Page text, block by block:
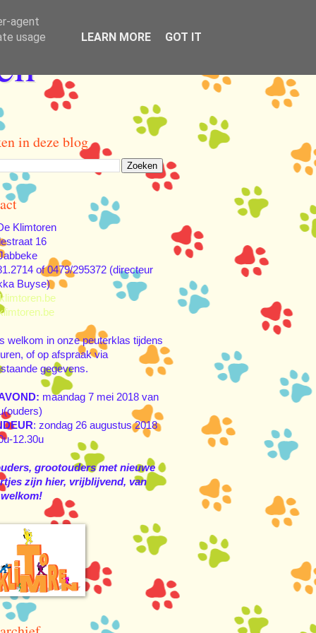
in deze blog
Klimtoren
16
of 0479/295372 (directeur
Buyse)
welkom in onze peuterklas tijdens
of op afspraak via
gegevens.
maandag 7 mei 2018 van
: zondag 26 augustus 2018
12.30u
grootouders met nieuwe
zijn hier, vrijblijvend, van
agent
usage
LEARN MORE GOT IT